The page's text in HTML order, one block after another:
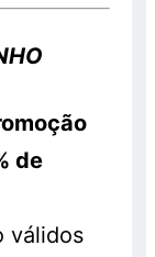
de
válidos